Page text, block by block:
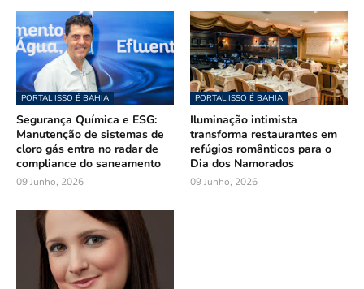
PORTAL ISSO É BAHIA
Segurança Química e ESG:
Manutenção de sistemas de
cloro gás entra no radar de
compliance do saneamento
09 Junho, 2026
PORTAL ISSO É BAHIA
Iluminação intimista
transforma restaurantes em
refúgios românticos para o
Dia dos Namorados
09 Junho, 2026